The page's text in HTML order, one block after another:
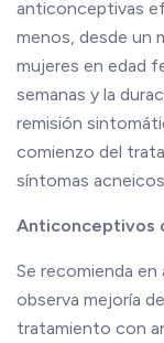
anticonceptivas
menos, desde un
mujeres en edad
semanas y la
remisión
comienzo del
síntomas
Anticonceptivos
Se recomienda en
observa mejoría
tratamiento con